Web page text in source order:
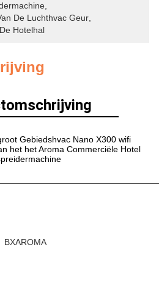
De Luchthvac Geur
Hotelhal
Gebiedshvac Nano X300 wifi
het het Aroma Commerciële Hotel
BXAROMA